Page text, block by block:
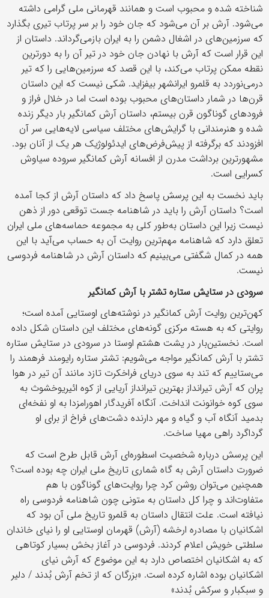
شناخته شده و محبوب است و همانند قهرمانی ملی گرامی داشته
می‌شود. آرش بر آن می‌شود که جان خود را بر سر پرتاب تیری بگذارد
که سرزمین‌های در اشغال دشمن را به ایران بازمی‌گرداند. داستان از
این قرار است که آرش با نهادن جان خود در تیر آن را به دورترین
نقطه ممکن پرتاب می‌کند، با این قصد که سرزمین‌هایی را که تیر
درمی‌نوردد به قلمرو ایرانشهر بیفزاید. شکی نیست که این داستان
قرن‌ها در شمار داستان‌های محبوب بوده است اما در خلال فراز و
فرودهای گوناگون قرن بیستم، داستان آرش کمانگیر بار دیگر زنده
شده و هنرمندانی با گرایش‌های مختلف سیاسی لایه‌هایی سر آن
افزودند که برگرفته از پیش‌فرض‌های ایدئولوژیک هر یک از آنان بود.
مشهورترین برداشت مدرن از افسانه آرش کمانگیر سروده سیاوش
کسرایی است.
باید نخست به این پرسش پاسخ داد که داستان آرش از کجا آمده
است؟ داستان آرش را باید در شاهنامه جست توقعی دور از ذهن
نیست زیرا این داستان به‌طور کلی به مجموعه حماسه‌های ملی ایران
تعلق دارد که شاهنامه مهم‌ترین روایت آن به حساب می‌آید با این
همه در کمال شگفتی می‌بینیم که داستان آرش در شاهنامه فردوسی
نیست.
سرودی در ستایش ستاره تشتر با آرش کمانگیر
کهن‌ترین روایت آرش کمانگیر در نوشته‌های اوستایی آمده است؛
روایتی که به هسته مرکزی گونه‌های مختلف این داستان شکل داده
است. نخستین‌بار در یشت هشتم اوستا در سرودی در ستایش ستاره
تشتر با آرش کمانگیر مواجه می‌شویم: تشتر ستاره رایومند فرهمند را
می‌ستاییم که تند به سوی دریای فراخکرت تازد مانند آن تیر در هوا
پران که آرش تیرانداز بهترین تیرانداز آریایی از کوه ائیریوخشوث به
سوی کوه خوانونت انداخت. آنگاه آفریدگار اهورامزدا به او نفخه‌ای
بدمید آنگاه آب و گیاه و مهر دارنده دشت‌های فراخ از برای او
گرداگرد راهی مهیا ساخت.
این پرسش درباره شخصیت اسطوره‌ای آرش قابل طرح است که
ضرورت داستان آرش به گاه شماری تاریخ ملی ایران چه بوده است؟
همچنین می‌توان روشن کرد چرا روایت‌های گوناگون با هم
متفاوت‌اند و چرا کل داستان به متونی چون شاهنامه فردوسی راه
نیافته است. علت انتقال داستان به قلمرو تاریخ ملی آن بود که
اشکانیان با مصادره ارخشه (آرش) قهرمان اوستایی او را نیای خاندان
سلطتی خویش اعلام کردند. فردوسی در آغاز بخش بسیار کوتاهی
که به اشکانیان اختصاص دارد به این موضوع که آرش نیای
اشکانیان بوده اشاره کرده است. «بزرگان که از تخم آرش بُدند / دلیر
و سبکبار و سرکش بُدند»